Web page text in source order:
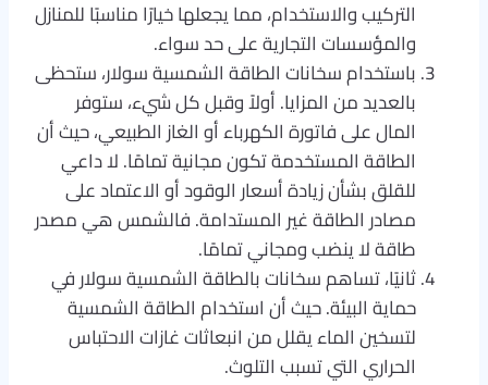
التركيب والاستخدام، مما يجعلها خيارًا مناسبًا للمنازل
والمؤسسات التجارية على حد سواء.
باستخدام سخانات الطاقة الشمسية سولار، ستحظى
بالعديد من المزايا. أولاً وقبل كل شيء، ستوفر
المال على فاتورة الكهرباء أو الغاز الطبيعي، حيث أن
الطاقة المستخدمة تكون مجانية تمامًا. لا داعي
للقلق بشأن زيادة أسعار الوقود أو الاعتماد على
مصادر الطاقة غير المستدامة. فالشمس هي مصدر
طاقة لا ينضب ومجاني تمامًا.
ثانيًا، تساهم سخانات بالطاقة الشمسية سولار في
حماية البيئة. حيث أن استخدام الطاقة الشمسية
لتسخين الماء يقلل من انبعاثات غازات الاحتباس
الحراري التي تسبب التلوث.